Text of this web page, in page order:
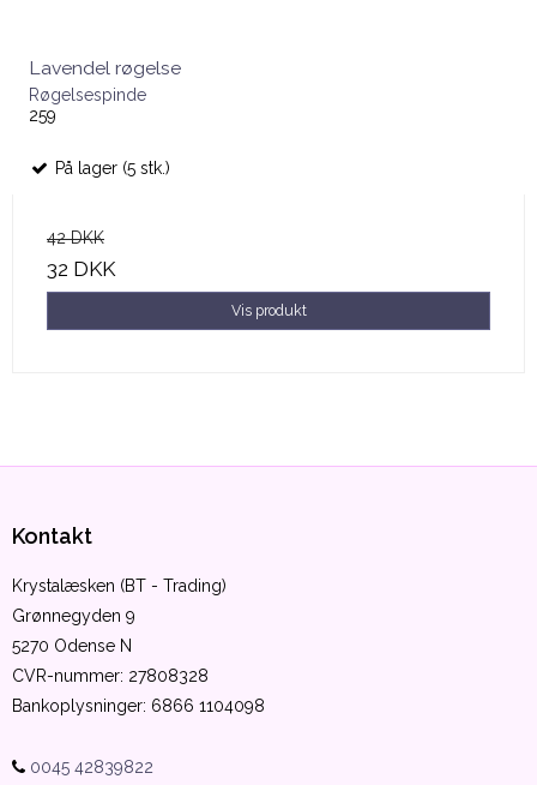
Lavendel røgelse
Røgelsespinde
259
På lager (5 stk.)
42 DKK
32 DKK
Vis produkt
Kontakt
Krystalæsken (BT - Trading)
Grønnegyden 9
5270 Odense N
CVR-nummer: 27808328
Bankoplysninger: 6866 1104098
0045 42839822